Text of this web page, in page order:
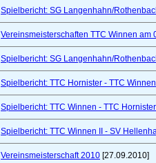
Spielbericht: SG Langenhahn/
Vereinsmeisterschaften TTC Winnen am
Spielbericht: SG Langenhahn/
Spielbericht: TTC Hornister - TTC
Spielbericht: TTC Winnen - TTC
Spielbericht: TTC Winnen II - SV
Vereinsmeisterschaft 2010 [27.09.2010]